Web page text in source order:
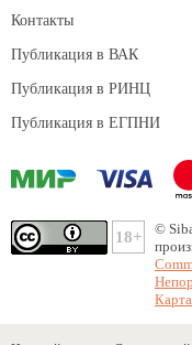
Контакты
Публикация в ВАК
Публикация в РИНЦ
Публикация в ЕГПНИ
©